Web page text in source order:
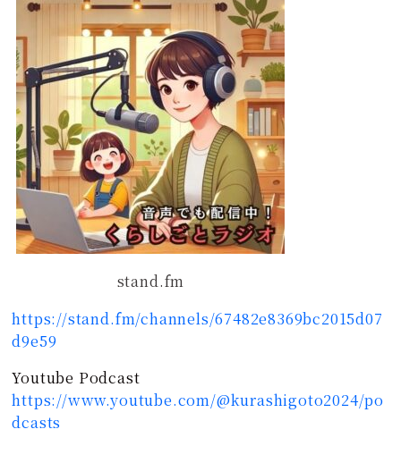
stand.fm
https://stand.fm/channels/67482e8369bc2015d07
d9e59
Youtube Podcast
https://www.youtube.com/@kurashigoto2024/po
dcasts